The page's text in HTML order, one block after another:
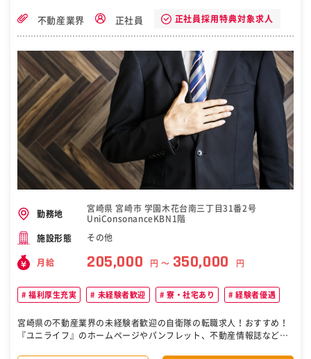
全くの異業界（販売サービス系）また同じ不動産業界でも賃貸や仲介
する人材になりたい方 ◇様々な人と出会いながら成長したい方 ◇不動
産のプロを目指したい方 ◇「独立したい」「同世代よりも稼ぎたい」
など夢や目標に貪欲な方 ◇負けず嫌いで、自由な環境のもとで活躍し
たい方 ■当社の特徴： 資産運用型の不動産事業だけでなく、最近では
東京に自社で企画した新築マンション（居住用・投資用）を建設。近
日中に次の物件も完成する予定。ディベロッパーとしての活躍も際立
っています。代表との距離も近いため、経営に興味がある方にも刺激
的な環境。独立した方もおり、意欲的な方はどんどん学んでいけま
す！ ［自衛隊・転職・求人］
不動産業界 正社員 正社員採用特典対象求人
勤務地
宮崎県 宮崎市 学園木花台南三丁目31番2号
UniConsonanceKBN1階
施設形態 その他
月給 205,000 円 〜 350,000 円
福利厚生充実 未経験者歓迎 寮・社宅あり 経験者優遇
宮崎県の不動産業界の未経験者歓迎の自衛隊の転職求人！おすすめ！
『ユニライフ』のホームページやパンフレット、不動産情報誌などを